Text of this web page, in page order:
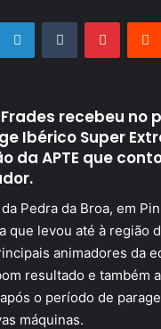
email
LinkedInTumblr
recebeu no
Ibérico Super
da APTE que
Pedra da Broa, em
que levou até à região
animadores da
resultado e também
o período de
máquinas.